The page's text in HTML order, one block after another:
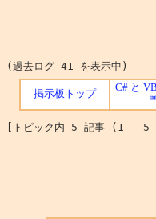
(過去ログ 41 を表示中)
掲示板トップ
C# と
[トピック内 5 記事 (1 -